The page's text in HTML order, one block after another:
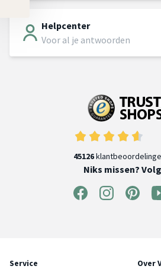
Helpcenter
Voor al je antwoorden
45126
Niks missen?
Service Over